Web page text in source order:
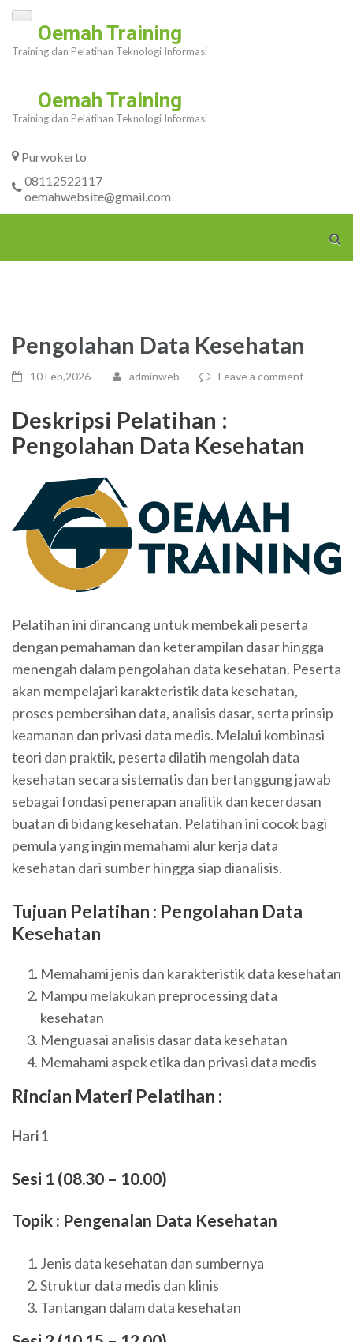
Skip
content
Enter)
Oemah Training
Training dan Pelatihan Teknologi Informasi
Oemah Training
Training dan Pelatihan Teknologi Informasi
Purwokerto
08112522117
oemahwebsite@gmail.com
Pengolahan Data Kesehatan
10 Feb,2026 adminweb Leave a comment
Deskripsi Pelatihan :
Pengolahan Data Kesehatan
Pelatihan ini dirancang untuk membekali peserta
dengan pemahaman dan keterampilan dasar hingga
menengah dalam pengolahan data kesehatan. Peserta
akan mempelajari karakteristik data kesehatan,
proses pembersihan data, analisis dasar, serta prinsip
keamanan dan privasi data medis. Melalui kombinasi
teori dan praktik, peserta dilatih mengolah data
kesehatan secara sistematis dan bertanggung jawab
sebagai fondasi penerapan analitik dan kecerdasan
buatan di bidang kesehatan. Pelatihan ini cocok bagi
pemula yang ingin memahami alur kerja data
kesehatan dari sumber hingga siap dianalisis.
Tujuan Pelatihan : Pengolahan Data
Kesehatan
Memahami jenis dan karakteristik data kesehatan
Mampu melakukan preprocessing data
kesehatan
Menguasai analisis dasar data kesehatan
Memahami aspek etika dan privasi data medis
Rincian Materi Pelatihan :
Hari 1
Sesi 1 (08.30 – 10.00)
Topik : Pengenalan Data Kesehatan
Jenis data kesehatan dan sumbernya
Struktur data medis dan klinis
Tantangan dalam data kesehatan